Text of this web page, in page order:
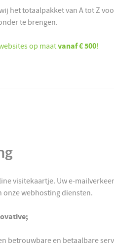
het totaalpakket van A tot Z
te brengen.
op maatvanaf € 500!
visitekaartje. Uw e-
onze webhosting diensten.
betrouwbare en betaalbare